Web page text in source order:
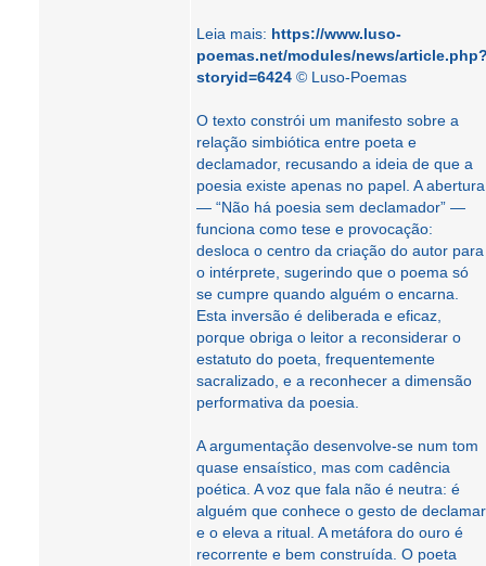
Leia mais: https://www.luso-
poemas.net/modules/news/
storyid=6424 © Luso-Poemas
O texto constrói um manifesto sobre a
relação simbiótica entre poeta e
declamador, recusando a ideia de que a
poesia existe apenas no papel. A abertura
— “Não há poesia sem declamador” —
funciona como tese e provocação:
desloca o centro da criação do autor para
o intérprete, sugerindo que o poema só
se cumpre quando alguém o encarna.
Esta inversão é deliberada e eficaz,
porque obriga o leitor a reconsiderar o
estatuto do poeta, frequentemente
sacralizado, e a reconhecer a dimensão
performativa da poesia.
A argumentação desenvolve-se num tom
quase ensaístico, mas com cadência
poética. A voz que fala não é neutra: é
alguém que conhece o gesto de declamar
e o eleva a ritual. A metáfora do ouro é
recorrente e bem construída. O poeta